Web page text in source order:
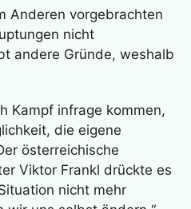
Anderen vorgebrachten
nicht
andere Gründe, weshalb
Kampf infrage kommen,
die eigene
österreichische
Viktor Frankl drückte es
nicht mehr